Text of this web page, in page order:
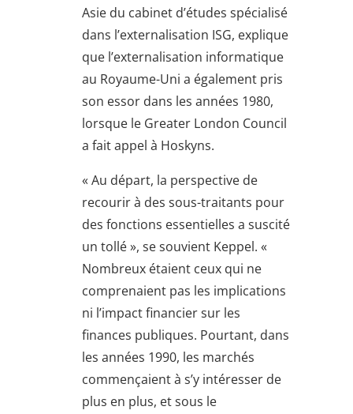
Asie du cabinet d’études spécialisé
dans l’externalisation ISG, explique
que l’externalisation informatique
au Royaume-Uni a également pris
son essor dans les années 1980,
lorsque le Greater London Council
a fait appel à Hoskyns.
« Au départ, la perspective de
recourir à des sous-traitants pour
des fonctions essentielles a suscité
un tollé », se souvient Keppel. «
Nombreux étaient ceux qui ne
comprenaient pas les implications
ni l’impact financier sur les
finances publiques. Pourtant, dans
les années 1990, les marchés
commençaient à s’y intéresser de
plus en plus, et sous le